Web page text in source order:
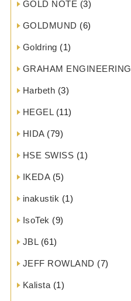
GOLD NOTE (3)
GOLDMUND (6)
Goldring (1)
GRAHAM ENGINEERING
Harbeth (3)
HEGEL(11)
HIDA(79)
HSE SWISS (1)
IKEDA(5)
inakustik (1)
IsoTek (9)
JBL(61)
JEFF ROWLAND (7)
Kalista (1)